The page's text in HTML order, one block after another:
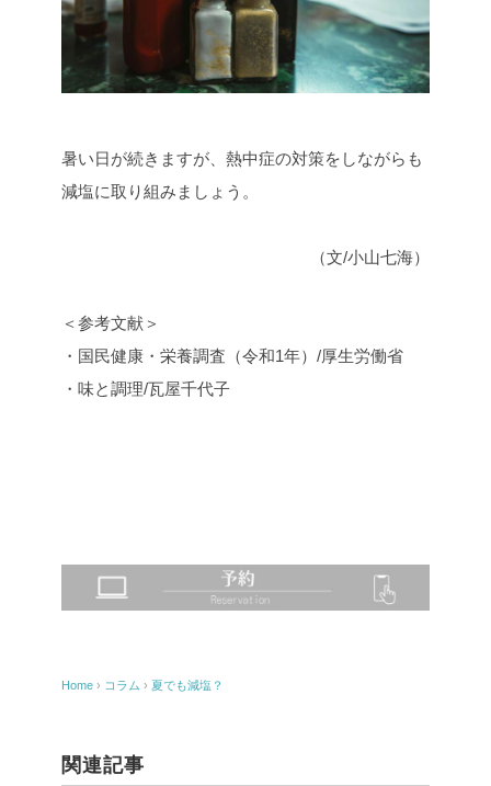
暑い日が続きますが、熱中症の対策をしながらも
減塩に取り組みましょう。
（文/小山七海）
＜参考文献＞
・国民健康・栄養調査（令和1年）/厚生労働省
・味と調理/瓦屋千代子
Home › コラム › 夏でも減塩？
関連記事